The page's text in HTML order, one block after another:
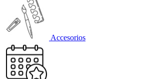
Accesorios